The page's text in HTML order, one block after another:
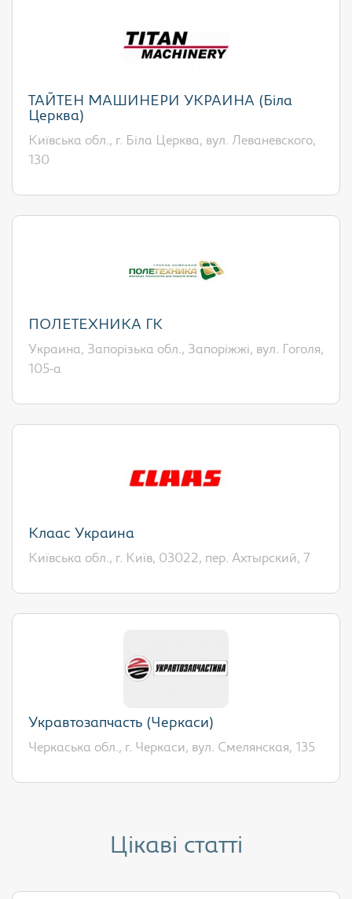
ТАЙТЕН МАШИНЕРИ УКРАИНА (Біла
Церква)
Київська обл., г. Біла Церква, вул. Леваневского,
130
ПОЛЕТЕХНИКА ГК
Украина, Запорізька обл., Запоріжжі, вул. Гоголя,
105-а
Клаас Украина
Київська обл., г. Київ, 03022, пер. Ахтырский, 7
Укравтозапчасть (Черкаси)
Черкаська обл., г. Черкаси, вул. Смелянская, 135
Цікаві статті